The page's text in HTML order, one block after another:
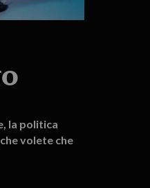
la politica
volete che